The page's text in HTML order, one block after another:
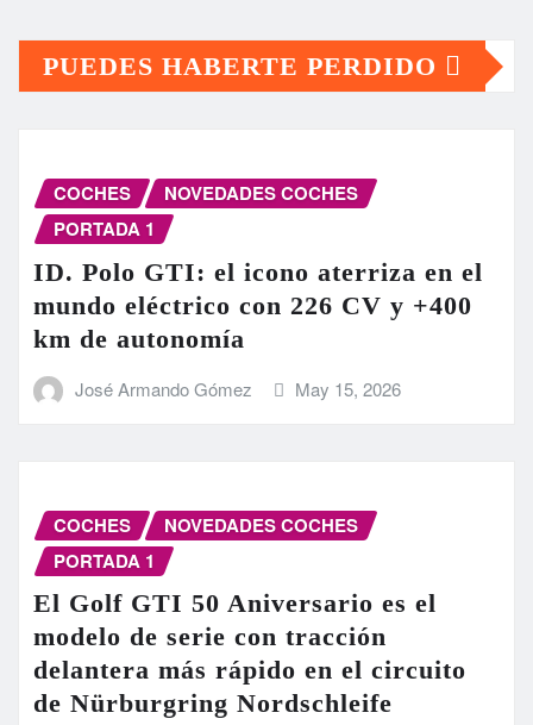
PUEDES HABERTE PERDIDO
COCHES
NOVEDADES COCHES
PORTADA 1
ID. Polo GTI: el icono aterriza en el
mundo eléctrico con 226 CV y +400
km de autonomía
José Armando Gómez May 15, 2026
COCHES
NOVEDADES COCHES
PORTADA 1
El Golf GTI 50 Aniversario es el
modelo de serie con tracción
delantera más rápido en el circuito
de Nürburgring Nordschleife